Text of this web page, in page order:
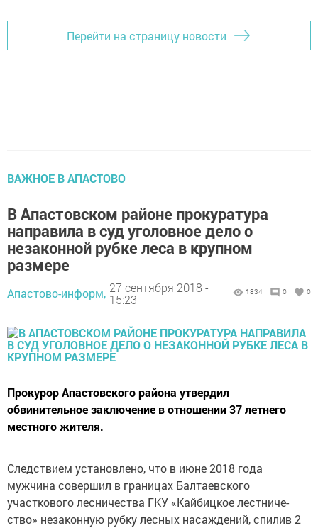
Перейти на страницу новости
ВАЖНОЕ В АПАСТОВО
В Апастовском районе прокуратура
направила в суд уголовное дело о
незаконной рубке леса в крупном
размере
Апастово-информ, 27 сентября 2018 -
15:23
1834 0 0
Прокурор Апастовского района утвердил
обвинительное заключение в отношении 37 летнего
местного жителя.
Следствием установлено, что в июне 2018 года
мужчина совершил в границах Балтаевского
участкового лесничества ГКУ «Кайбицкое лестниче-
ство» незаконную рубку лесных насаждений, спилив 2